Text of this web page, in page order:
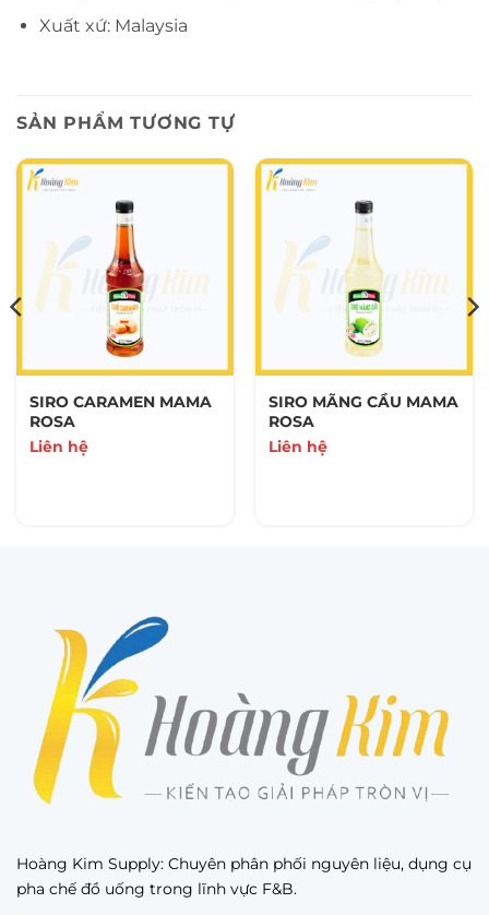
Xuất xứ: Malaysia
SẢN PHẨM TƯƠNG TỰ
SIRO CARAMEN MAMA
ROSA
Liên hệ
SIRO MÃNG CẦU MAMA
ROSA
Liên hệ
Hoàng Kim Supply: Chuyên phân phối nguyên liệu, dụng cụ
pha chế đồ uống trong lĩnh vực F&B.